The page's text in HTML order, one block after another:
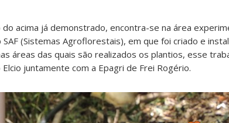
acima já demonstrado, encontra-se na área
(Sistemas Agroflorestais), em que foi criado e
áreas das quais são realizados os plantios, esse
juntamente com a Epagri de Frei Rogério.